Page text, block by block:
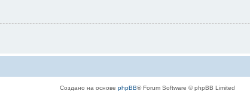
Создано на основе phpBB® Forum Software © phpBB Limited